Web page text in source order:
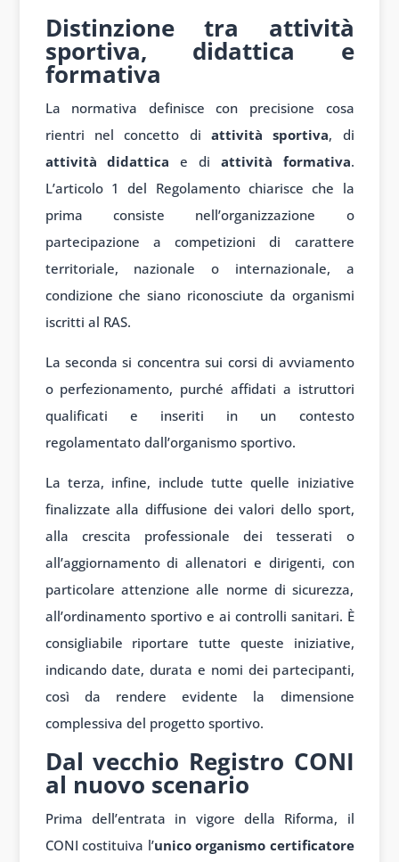
Distinzione tra attività
sportiva, didattica e
formativa
La normativa definisce con precisione cosa
rientri nel concetto di attività sportiva, di
attività didattica e di attività formativa.
L’articolo 1 del Regolamento chiarisce che la
prima consiste nell’organizzazione o
partecipazione a competizioni di carattere
territoriale, nazionale o internazionale, a
condizione che siano riconosciute da organismi
iscritti al RAS.
La seconda si concentra sui corsi di avviamento
o perfezionamento, purché affidati a istruttori
qualificati e inseriti in un contesto
regolamentato dall’organismo sportivo.
La terza, infine, include tutte quelle iniziative
finalizzate alla diffusione dei valori dello sport,
alla crescita professionale dei tesserati o
all’aggiornamento di allenatori e dirigenti, con
particolare attenzione alle norme di sicurezza,
all’ordinamento sportivo e ai controlli sanitari. È
consigliabile riportare tutte queste iniziative,
indicando date, durata e nomi dei partecipanti,
così da rendere evidente la dimensione
complessiva del progetto sportivo.
Dal vecchio Registro CONI
al nuovo scenario
Prima dell’entrata in vigore della Riforma, il
CONI costituiva l’unico organismo certificatore